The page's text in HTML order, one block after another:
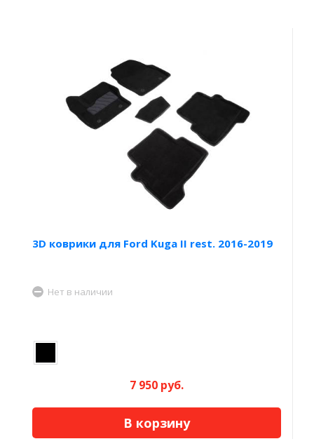
3D коврики для Ford Kuga II rest. 2016-2019
Нет в наличии
7 950 руб.
В корзину